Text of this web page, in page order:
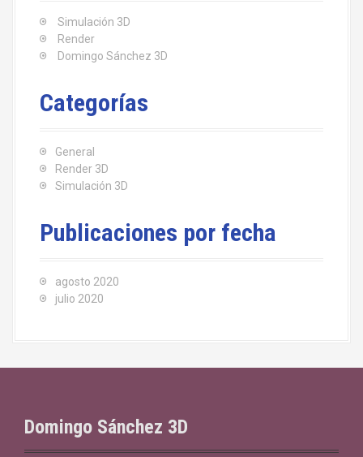
Simulación 3D
Render
Domingo Sánchez 3D
Categorías
General
Render 3D
Simulación 3D
Publicaciones por fecha
agosto 2020
julio 2020
Domingo Sánchez 3D